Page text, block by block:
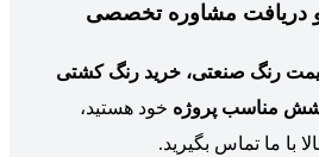
و دریافت مشاوره تخصصی
رنگ صنعتی، خرید رنگ کشتی
مناسب پروژه خود هستید،
با ما تماس بگیرید.